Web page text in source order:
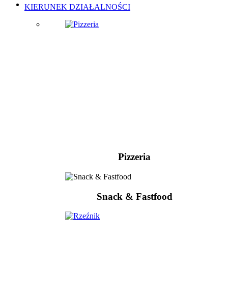
KIERUNEK DZIAŁALNOŚCI
Pizzeria
Snack & Fastfood